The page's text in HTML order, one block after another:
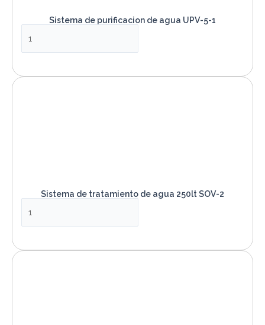
Sistema de purificacion de agua UPV-5-1
Sistema de tratamiento de agua 250lt SOV-2